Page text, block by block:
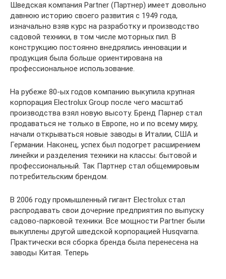
Шведская компания Partner (Партнер) имеет довольно
давнюю историю своего развития с 1949 года,
изначально взяв курс на разработку и производство
садовой техники, в том числе моторных пил. В
конструкцию постоянно внедрялись инновации и
продукция была больше ориентирована на
профессиональное использование.
На рубеже 80-ых годов компанию выкупила крупная
корпорация Electrolux Group после чего масштаб
производства взял новую высоту. Бренд Парнер стал
продаваться не только в Европе, но и по всему миру,
начали открываться новые заводы в Италии, США и
Германии. Наконец, успех был подогрет расширением
линейки и разделения техники на классы: бытовой и
профессиональный. Так Партнер стал общемировым
потребительским брендом.
В 2006 году промышленный гигант Electrolux стал
распродавать свои дочерние предприятия по выпуску
садово-парковой техники. Все мощности Partner были
выкуплены другой шведской корпорацией Husqvarna.
Практически вся сборка бренда была перенесена на
заводы Китая. Теперь